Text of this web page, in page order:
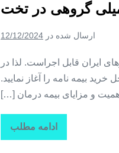
بیمه
تکمیلی
کوهستک
گروهی در تخت
ارسال شده در 12/12/2024
ایران قابل اجراست. لذا در
بیمه نامه را آغاز نمایید.
و مزایای بیمه درمان […]
ادامه مطلب
تاراز
بیمه